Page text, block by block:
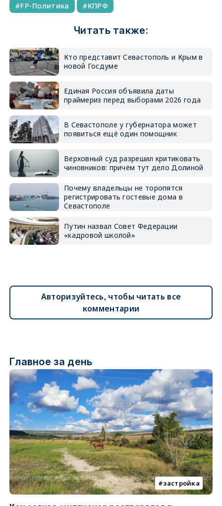
FP-Политика КПРФ
Читать также:
Кто представит Севастополь и Крым в
новой Госдуме
Единая Россия объявила даты
праймериз перед выборами 2026 года
В Севастополе у губернатора может
появиться ещё один помощник
Верховный суд разрешил критиковать
чиновников: причём тут дело Долиной
Почему владельцы не торопятся
регистрировать гостевые дома в
Севастополе
Путин назвал Совет Федерации
«кадровой школой»
Авторизуйтесь, чтобы читать все
комментарии
Главное за день
застройка